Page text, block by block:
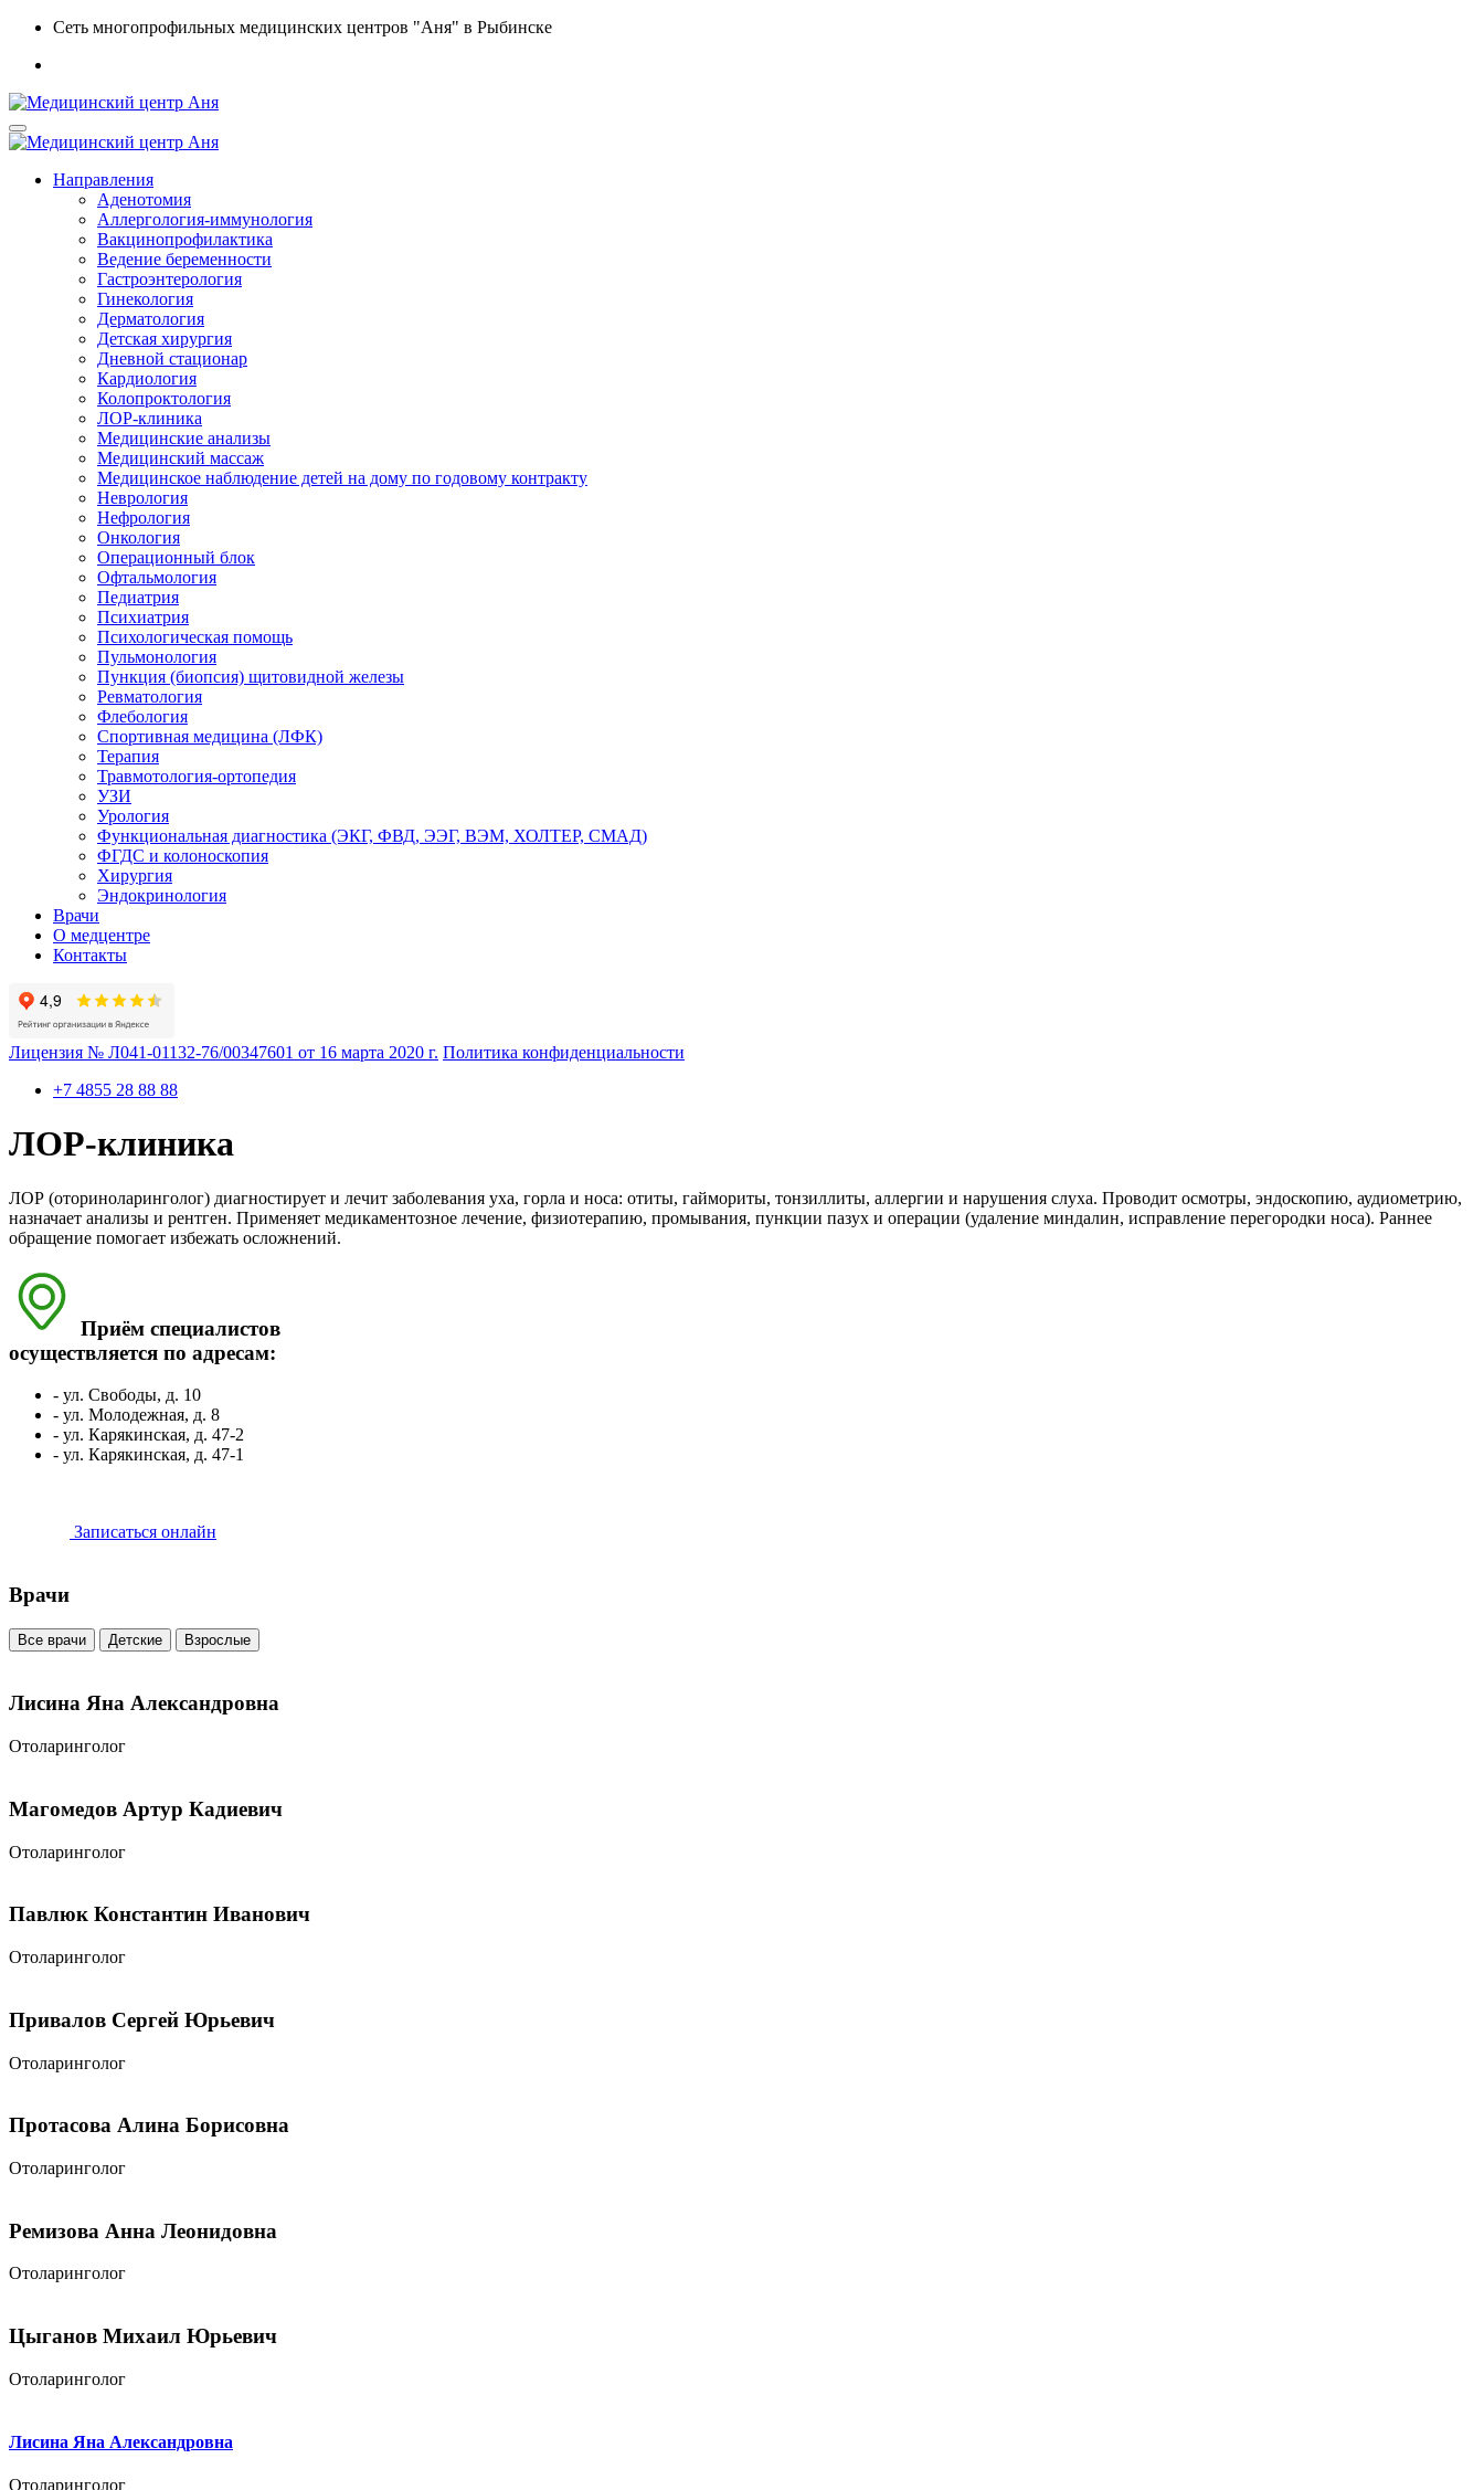
Сеть многопрофильных медицинских центров "Аня" в Рыбинске
Направления
Аденотомия
Аллергология-иммунология
Вакцинопрофилактика
Ведение беременности
Гастроэнтерология
Гинекология
Дерматология
Детская хирургия
Дневной стационар
Кардиология
Колопроктология
ЛОР-клиника
Медицинские анализы
Медицинский массаж
Медицинское наблюдение детей на дому по годовому контракту
Неврология
Нефрология
Онкология
Операционный блок
Офтальмология
Педиатрия
Психиатрия
Психологическая помощь
Пульмонология
Пункция (биопсия) щитовидной железы
Ревматология
Флебология
Спортивная медицина (ЛФК)
Терапия
Травмотология-ортопедия
УЗИ
Урология
Функциональная диагностика (ЭКГ, ФВД, ЭЭГ, ВЭМ, ХОЛТЕР, СМАД)
ФГДС и колоноскопия
Хирургия
Эндокринология
Врачи
О медцентре
Контакты
Лицензия № Л041-01132-76/00347601 от 16 марта 2020 г. Политика конфиденциальности
+7 4855 28 88 88
ЛОР-клиника
ЛОР (оториноларинголог) диагностирует и лечит заболевания уха, горла и носа: отиты, гаймориты, тонзиллиты, аллергии и нарушения слуха. Проводит осмотры, эндоскопию, аудиометрию,
назначает анализы и рентген. Применяет медикаментозное лечение, физиотерапию, промывания, пункции пазух и операции (удаление миндалин, исправление перегородки носа). Раннее
обращение помогает избежать осложнений.
Приём специалистов
осуществляется по адресам:
- ул. Свободы, д. 10
- ул. Молодежная, д. 8
- ул. Карякинская, д. 47-2
- ул. Карякинская, д. 47-1
Записаться онлайн
Врачи
Все врачи Детские Взрослые
Лисина Яна Александровна
Отоларинголог
Магомедов Артур Кадиевич
Отоларинголог
Павлюк Константин Иванович
Отоларинголог
Привалов Сергей Юрьевич
Отоларинголог
Протасова Алина Борисовна
Отоларинголог
Ремизова Анна Леонидовна
Отоларинголог
Цыганов Михаил Юрьевич
Отоларинголог
Лисина Яна Александровна
Отоларинголог